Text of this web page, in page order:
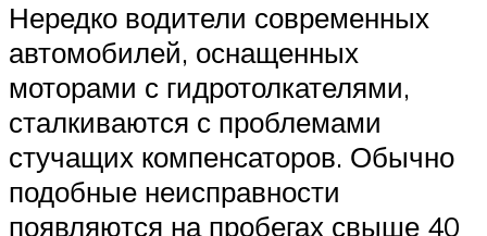
Нередко водители современных
автомобилей, оснащенных
моторами с гидротолкателями,
сталкиваются с проблемами
стучащих компенсаторов. Обычно
подобные неисправности
появляются на пробегах свыше 40